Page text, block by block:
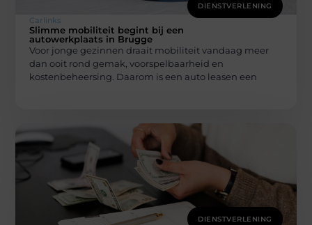
DIENSTVERLENING
Carlinks
Slimme mobiliteit begint bij een
autowerkplaats in Brugge
Voor jonge gezinnen draait mobiliteit vandaag meer
dan ooit rond gemak, voorspelbaarheid en
kostenbeheersing. Daarom is een auto leasen een
DIENSTVERLENING